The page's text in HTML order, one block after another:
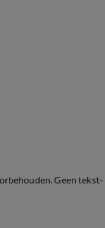
Geen tekst-